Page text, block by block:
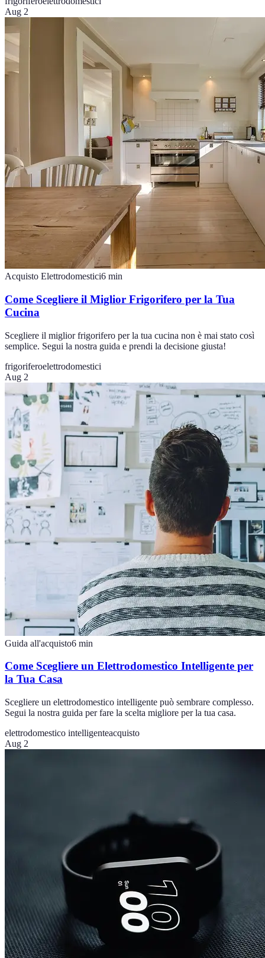
Aug 2
Acquisto Elettrodomestici6 min
Come Scegliere il Miglior Frigorifero per la Tua
Cucina
Scegliere il miglior frigorifero per la tua cucina non è mai stato così
semplice. Segui la nostra guida e prendi la decisione giusta!
frigoriferoelettrodomestici
Aug 2
Guida all'acquisto6 min
Come Scegliere un Elettrodomestico Intelligente per
la Tua Casa
Scegliere un elettrodomestico intelligente può sembrare complesso.
Segui la nostra guida per fare la scelta migliore per la tua casa.
elettrodomestico intelligenteacquisto
Aug 2